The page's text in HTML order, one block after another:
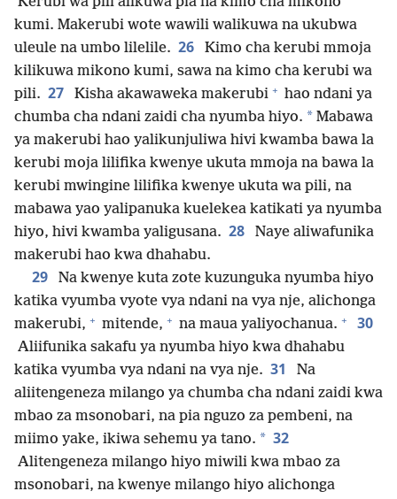
kumi. Makerubi wote wawili walikuwa na ukubwa
uleule na umbo lilelile. 26
Kimo cha kerubi mmoja
kilikuwa mikono kumi, sawa na kimo cha kerubi wa
pili. 27 Kisha akawaweka makerubi + hao ndani ya
chumba cha ndani zaidi cha nyumba hiyo. * Mabawa
ya makerubi hao yalikunjuliwa hivi kwamba bawa la
kerubi moja lilifika kwenye ukuta mmoja na bawa la
kerubi mwingine lilifika kwenye ukuta wa pili, na
mabawa yao yalipanuka kuelekea katikati ya nyumba
hiyo, hivi kwamba yaligusana. 28
Naye aliwafunika
makerubi hao kwa dhahabu.
29
Na kwenye kuta zote kuzunguka nyumba hiyo
katika vyumba vyote vya ndani na vya nje, alichonga
makerubi, + mitende, + na maua yaliyochanua. + 30
Aliifunika sakafu ya nyumba hiyo kwa dhahabu
katika vyumba vya ndani na vya nje. 31
Na
aliitengeneza milango ya chumba cha ndani zaidi kwa
mbao za msonobari, na pia nguzo za pembeni, na
miimo yake, ikiwa sehemu ya tano. * 32
Alitengeneza milango hiyo miwili kwa mbao za
msonobari, na kwenye milango hiyo alichonga